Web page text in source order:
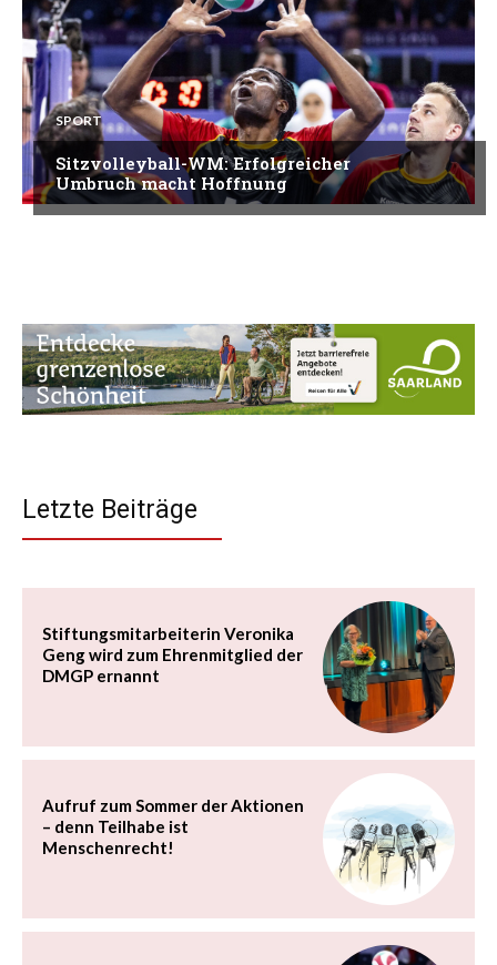
SPORT
Sitzvolleyball-WM: Erfolgreicher
Umbruch macht Hoffnung
Letzte Beiträge
Stiftungsmitarbeiterin Veronika
Geng wird zum Ehrenmitglied der
DMGP ernannt
Aufruf zum Sommer der Aktionen
– denn Teilhabe ist
Menschenrecht!